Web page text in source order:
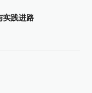
实践进路